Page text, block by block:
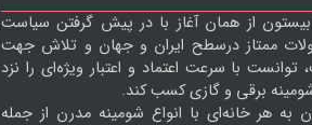
از همان آغاز با در پیش گرفتن سیاست
ممتاز درسطح ایران و جهان و تلاش جهت
با سرعت اعتماد و اعتبار ویژه‌ای را نزد
برقی و گازی کسب کند.
به هر خانه‌ای با انواع شومینه مدرن از جمله